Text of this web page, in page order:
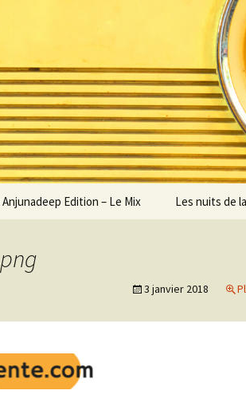
Edition – Le Mix Les nuits de
3 janvier 2018